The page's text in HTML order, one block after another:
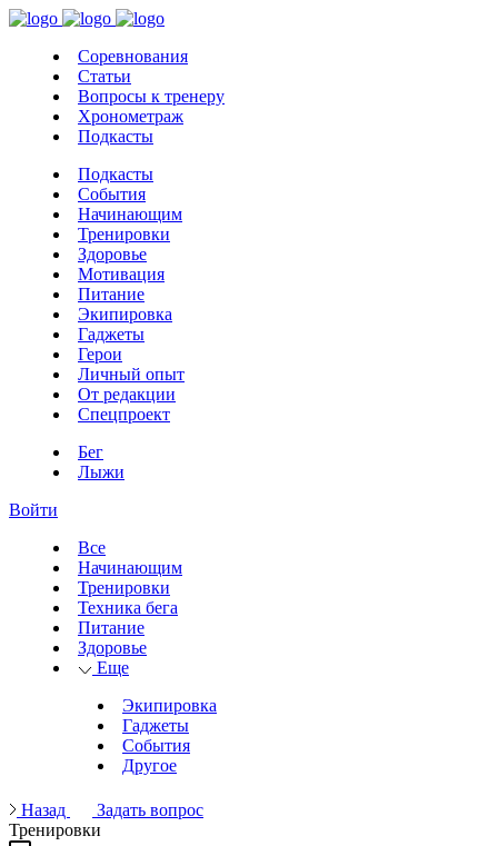
Соревнования
Статьи
Вопросы к тренеру
Хронометраж
Подкасты
Подкасты
События
Начинающим
Тренировки
Здоровье
Мотивация
Питание
Экипировка
Гаджеты
Герои
Личный опыт
От редакции
Спецпроект
Бег
Лыжи
Войти
Все
Начинающим
Тренировки
Техника бега
Питание
Здоровье
Еще
Экипировка
Гаджеты
События
Другое
Назад
Задать вопрос
Тренировки